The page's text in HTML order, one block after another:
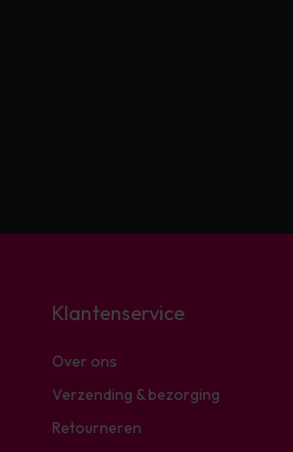
Klantenservice
Over ons
Verzending & bezorging
Retourneren